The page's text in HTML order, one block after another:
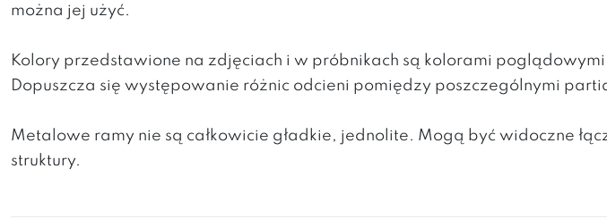
można jej użyć.
Kolory przedstawione na zdjęciach i w próbnikach są kolorami
Dopuszcza się występowanie różnic odcieni pomiędzy poszczególnymi
Metalowe ramy nie są całkowicie gładkie, jednolite. Mogą być widoczne
struktury.